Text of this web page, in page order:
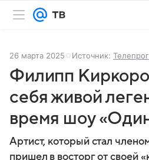
26 марта 2025 Источник:
Филипп
себя живой
время шоу
Артист, который стал
пришел в восторг от своей